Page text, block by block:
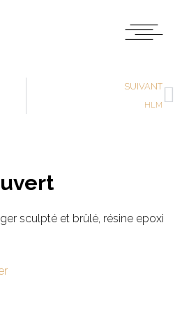
SUIVANT
HLM
sculpté et brûlé, résine epoxi